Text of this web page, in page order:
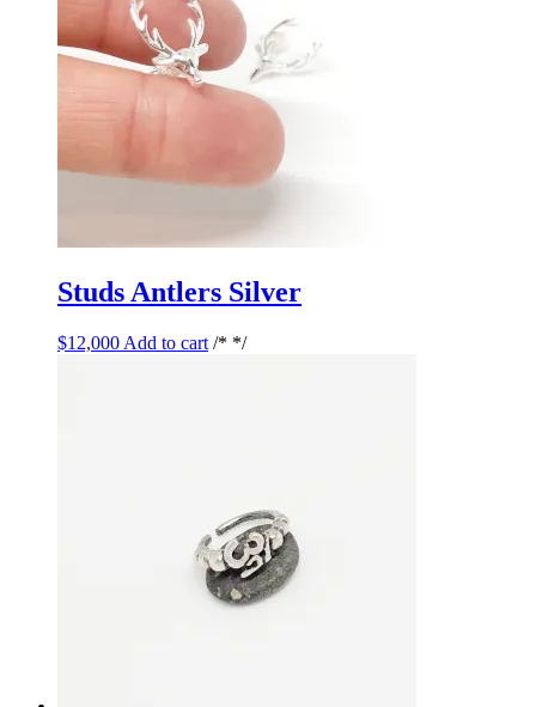
Studs Antlers Silver
$12,000 Add to cart /* */